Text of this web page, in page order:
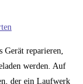
reparieren,
werden. Auf
der ein Laufwerk